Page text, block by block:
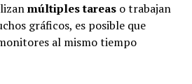
múltiples tareaso trabajan
gráficos, es posible que
al mismo tiempo